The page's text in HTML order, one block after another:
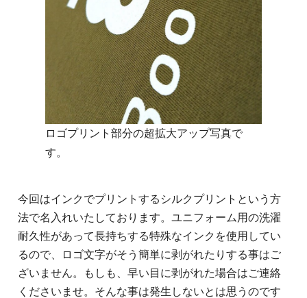
ロゴプリント部分の超拡大アップ写真で
す。
今回はインクでプリントするシルクプリントという方
法で名入れいたしております。ユニフォーム用の洗濯
耐久性があって長持ちする特殊なインクを使用してい
るので、ロゴ文字がそう簡単に剥がれたりする事はご
ざいません。もしも、早い目に剥がれた場合はご連絡
くださいませ。そんな事は発生しないとは思うのです